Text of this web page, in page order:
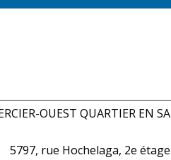
OUEST QUARTIER EN
5797, rue Hochelaga, 2e étage